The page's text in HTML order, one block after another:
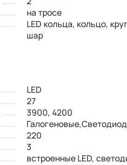
на тросе
LED кольца, кольцо,
шар
LED
27
3900, 4200
220
3
встроенные LED,